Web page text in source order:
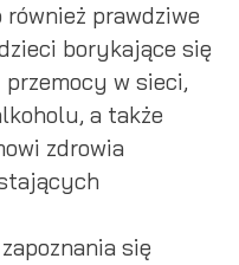
prawdziwe
borykające się
w sieci,
a także
zdrowia
się